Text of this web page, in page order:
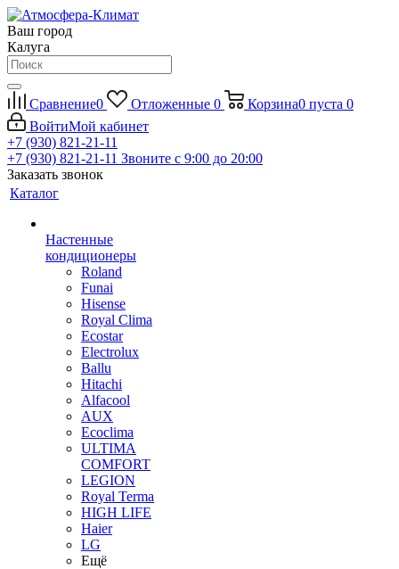
Ваш город
Калуга
Сравнение0 Отложенные 0 Корзина0 пуста 0
ВойтиМой кабинет
+7 (930) 821-21-11
+7 (930) 821-21-11 Звоните с 9:00 до 20:00
Заказать звонок
Каталог
Настенные
кондиционеры
Roland
Funai
Hisense
Royal Clima
Ecostar
Electrolux
Ballu
Hitachi
Alfacool
AUX
Ecoclima
ULTIMA
COMFORT
LEGION
Royal Terma
HIGH LIFE
Haier
LG
Ещё